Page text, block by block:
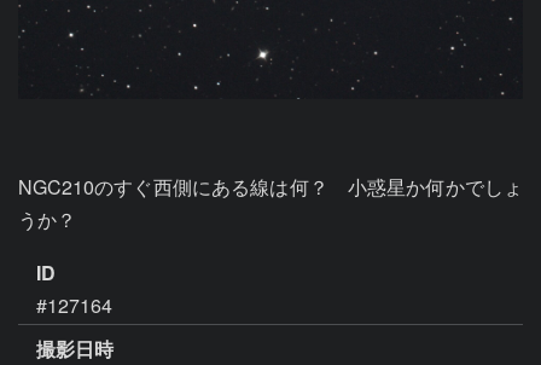
NGC210のすぐ西側にある線は何？　小惑星か何かでしょ
うか？
ID
#127164
撮影日時